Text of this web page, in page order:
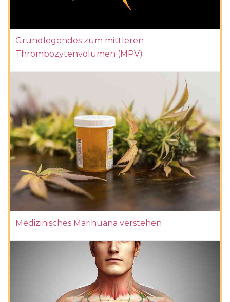
Grundlegendes zum mittleren
Thrombozytenvolumen (MPV)
Medizinisches Marihuana verstehen